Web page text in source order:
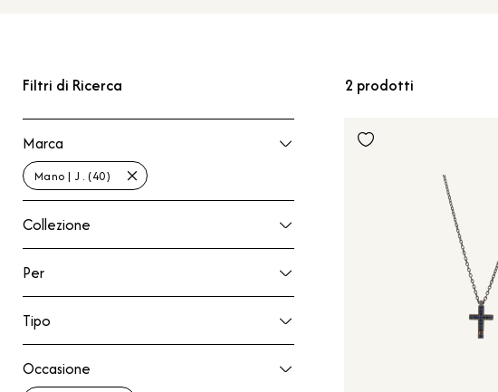
Filtri di Ricerca
Marca
Mano | J . (40)
Marca
Collezione
Collezione
Per
Per
Tipo
Tipo
Occasione
Occasione
2 prodotti